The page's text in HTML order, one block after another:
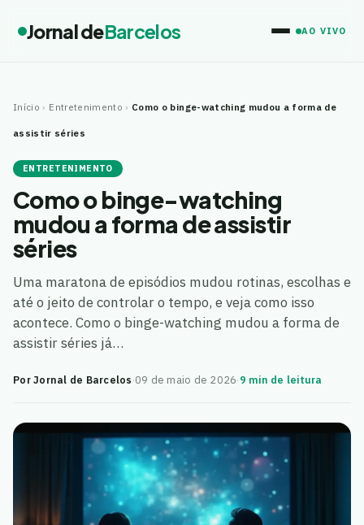
Jornal deBarcelos AO VIVO
Início › Entretenimento › Como o binge-watching mudou a forma de
assistir séries
ENTRETENIMENTO
Como o binge-watching
mudou a forma de assistir
séries
Uma maratona de episódios mudou rotinas, escolhas e
até o jeito de controlar o tempo, e veja como isso
acontece. Como o binge-watching mudou a forma de
assistir séries já…
Por Jornal de Barcelos·09 de maio de 2026·9 min de leitura